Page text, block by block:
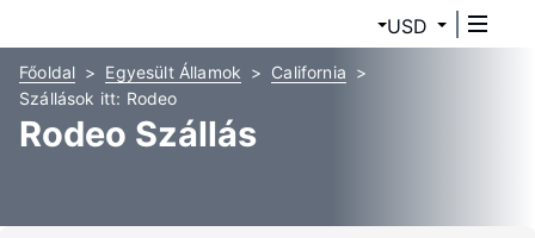
USD
Főoldal Egyesült Államok
California
Szállások itt: Rodeo
Rodeo Szállás